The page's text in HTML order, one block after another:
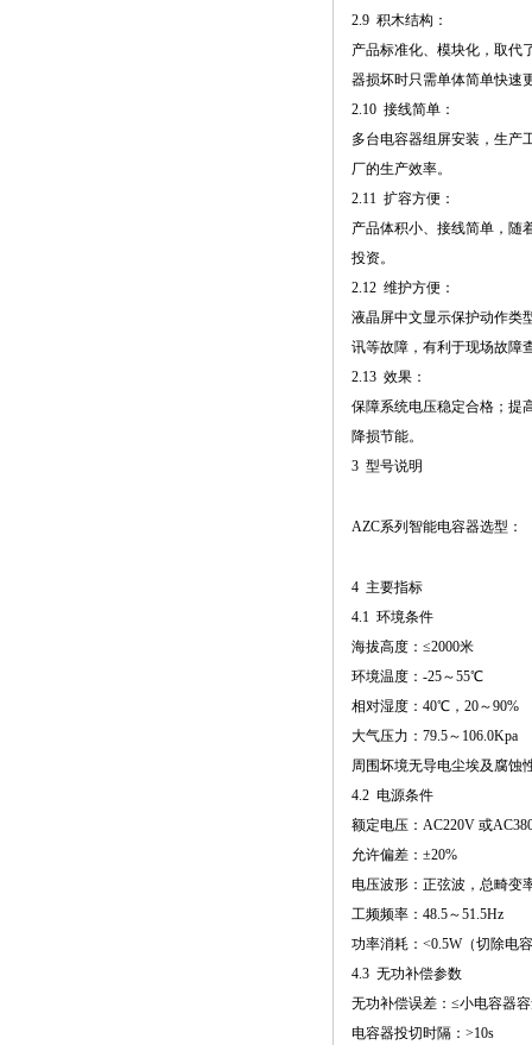
2.9 积木结构：
产品标准化、模块化，取代
器损坏时只需单体简单快速
2.10 接线简单：
多台电容器组屏安装，生产
厂的生产效率。
2.11 扩容方便：
产品体积小、接线简单，随
投资。
2.12 维护方便：
液晶屏中文显示保护动作类
讯等故障，有利于现场故障
2.13 效果：
保障系统电压稳定合格；提
降损节能。
3 型号说明
AZC系列智能电容器选型：
4 主要指标
4.1 环境条件
海拔高度：≤2000米
环境温度：-25～55℃
相对湿度：40℃，20～90%
大气压力：79.5～106.0Kpa
周围坏境无导电尘埃及腐蚀
4.2 电源条件
额定电压：AC220V 或
允许偏差：±20%
电压波形：正弦波，总畸变
工频频率：48.5～51.5Hz
功率消耗：<0.5W（切除电
4.3 无功补偿参数
无功补偿误差：≤小电容器
电容器投切时隔：>10s